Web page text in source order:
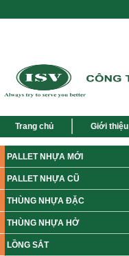
Trang chủ Giới thiệu
PALLET NHỰA MỚI
PALLET NHỰA CŨ
THÙNG NHỰA ĐẶC
THÙNG NHỰA HỞ
LỒNG SẮT